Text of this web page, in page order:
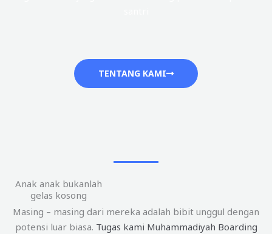
TENTANG KAMI
Anak anak bukanlah
gelas kosong
Masing – masing dari mereka adalah bibit unggul dengan
potensi luar biasa. Tugas kami Muhammadiyah Boarding